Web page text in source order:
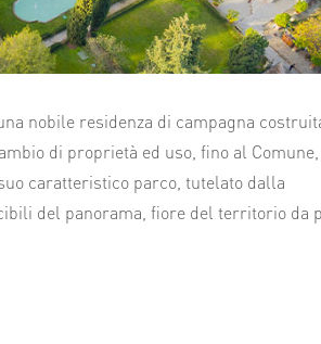
nobile residenza di campagna
di proprietà ed uso, fino al
caratteristico parco, tutelato dalla
del panorama, fiore del territorio da